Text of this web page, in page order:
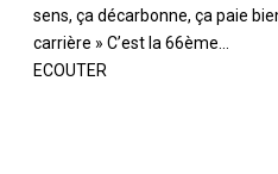
sens, ça décarbonne, ça paie
carrière » C’est la 66ème...
ECOUTER